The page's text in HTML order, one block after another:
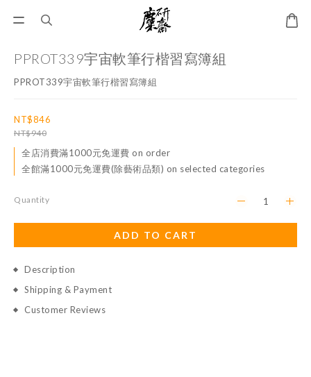
PPROT339宇宙軟筆行楷習寫簿組
PPROT339宇宙軟筆行楷習寫簿組
NT$846
NT$940
全店消費滿1000元免運費 on order
全館滿1000元免運費(除藝術品類) on selected categories
Quantity
ADD TO CART
Description
Shipping & Payment
Customer Reviews